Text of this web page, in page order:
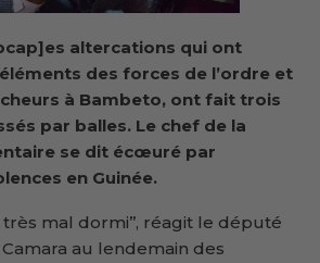
altercations qui ont
des forces de l’ordre et
à Bambeto, ont fait trois
par balles. Le chef de la
se dit écœuré par
en Guinée.
très mal dormi’’, réagit le député
au lendemain des